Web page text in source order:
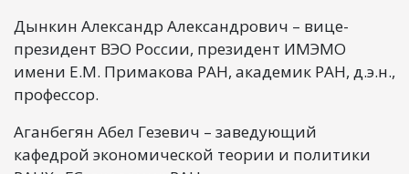
Дынкин Александр Александрович – вице-
президент ВЭО России, президент ИМЭМО
имени Е.М. Примакова РАН, академик РАН, д.э.н.,
профессор.
Аганбегян Абел Гезевич – заведующий
кафедрой экономической теории и политики